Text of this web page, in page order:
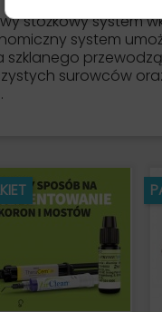
stożkowy system
system
szklanego
surowców